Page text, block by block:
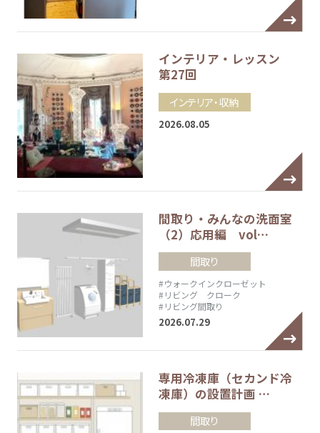
インテリア・レッスン
第27回
インテリア・収納
2026.08.05
間取り・みんなの洗面室
（2）応用編 vol…
間取り
#ウォークインクローゼット
#リビング クローク
#リビング間取り
2026.07.29
専用冷凍庫（セカンド冷
凍庫）の設置計画 …
間取り